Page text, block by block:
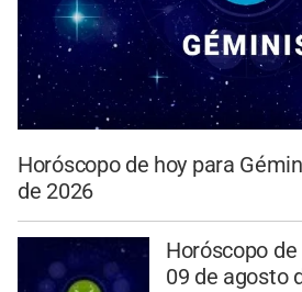
Horóscopo de hoy para
de 2026
Horóscopo
09 de agosto